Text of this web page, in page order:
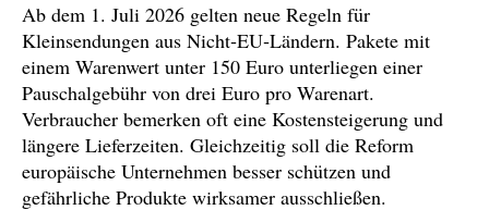
Ab dem 1. Juli 2026 gelten neue Regeln für
Kleinsendungen aus Nicht‑EU‑Ländern. Pakete mit
einem Warenwert unter 150 Euro unterliegen einer
Pauschalgebühr von drei Euro pro Warenart.
Verbraucher bemerken oft eine Kostensteigerung und
längere Lieferzeiten. Gleichzeitig soll die Reform
europäische Unternehmen besser schützen und
gefährliche Produkte wirksamer ausschließen.